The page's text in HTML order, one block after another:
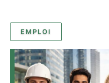
EMPLOI